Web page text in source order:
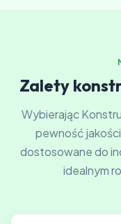
Zalety
Wybierając
pewność
dostosowane do
idealnym